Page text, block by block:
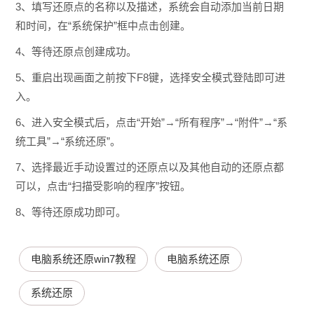
3、填写还原点的名称以及描述，系统会自动添加当前日期
和时间，在“系统保护”框中点击创建。
4、等待还原点创建成功。
5、重启出现画面之前按下F8键，选择安全模式登陆即可进
入。
6、进入安全模式后，点击“开始”→“所有程序”→“附件”→“系
统工具”→“系统还原”。
7、选择最近手动设置过的还原点以及其他自动的还原点都
可以，点击“扫描受影响的程序”按钮。
8、等待还原成功即可。
电脑系统还原win7教程 电脑系统还原
系统还原